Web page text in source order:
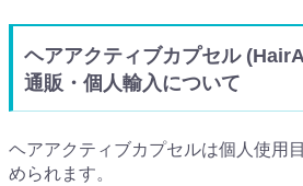
ヘアアクティブカプセル
通販・個人輸入について
ヘアアクティブカプセルは個人使用
められます。